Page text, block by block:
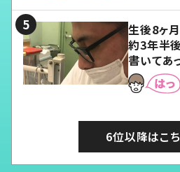
生後8ヶ
約3年半
書いてあ
6位以降はこ